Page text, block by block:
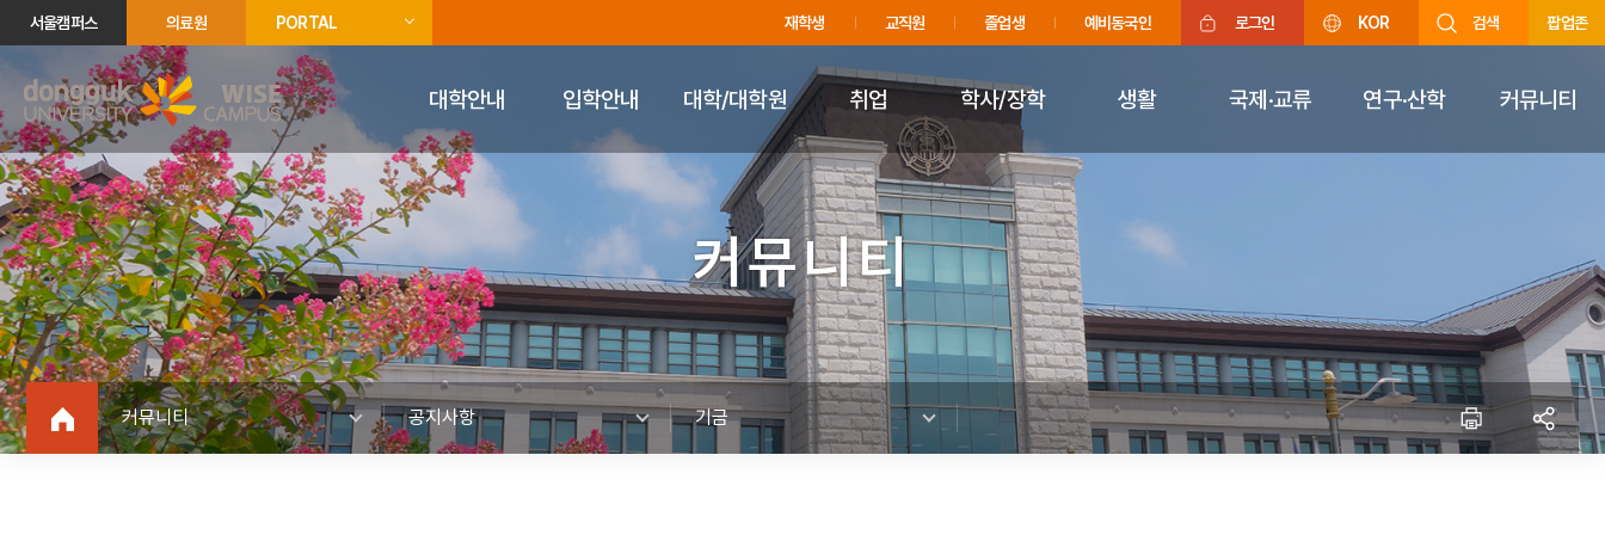
주메뉴 바로가기
푸터 바로가기
서울캠퍼스 의료원 PORTAL 재학생 교직원 졸업생 예비동국인 로그인 KOR 검색 팝업존
대학안내 입학안내 대학/대학원 취업 학사/장학 생활 국제·교류 연구·산학 커뮤니티
커뮤니티
커뮤니티 공지사항 기금